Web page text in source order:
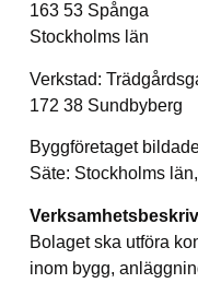
163 53 Spånga
Stockholms län
Verkstad:
172 38 Sundbyberg
Byggföretaget
Säte: Stockholms
Bolaget ska utföra
inom bygg,